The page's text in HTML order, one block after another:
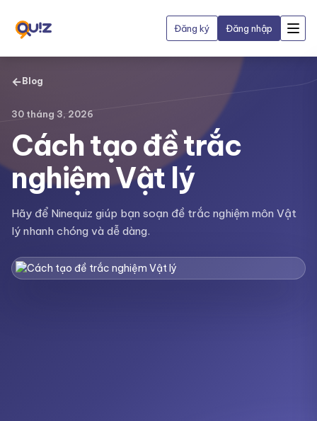
Đăng ký Đăng nhập
← Blog
30 tháng 3, 2026
Cách tạo đề trắc
nghiệm Vật lý
Hãy để Ninequiz giúp bạn soạn đề trắc nghiệm môn Vật
lý nhanh chóng và dễ dàng.